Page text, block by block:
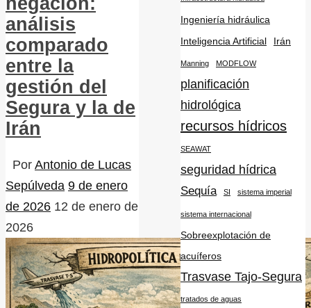
análisis
comparado
entre la
gestión del
Segura y la de
Irán
Por Antonio de Lucas
Sepúlveda 9 de enero
de 2026 12 de enero de
2026
Ingeniería hidráulica
Inteligencia Artificial
Irán
Manning MODFLOW
planificación
hidrológica
recursos hídricos
SEAWAT
seguridad hídrica
Sequía SI sistema imperial
sistema internacional
Sobreexplotación de
acuíferos
Trasvase Tajo-Segura
tratados de aguas